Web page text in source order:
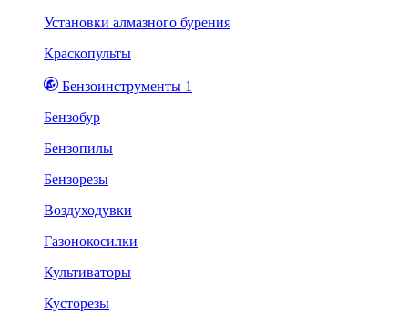
Установки алмазного бурения
Краскопульты
Бензоинструменты 1
Бензобур
Бензопилы
Бензорезы
Воздуходувки
Газонокосилки
Культиваторы
Кусторезы